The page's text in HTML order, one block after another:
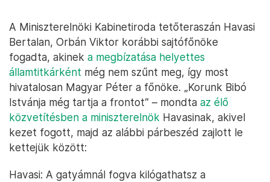
A Miniszterelnöki Kabinetiroda tetőteraszán Havasi
Bertalan, Orbán Viktor korábbi sajtófőnöke
fogadta, akinek a megbízatása helyettes
államtitkárként még nem szűnt meg, így most
hivatalosan Magyar Péter a főnöke. „Korunk Bibó
Istvánja még tartja a frontot” – mondta az élő
közvetítésben a miniszterelnök Havasinak, akivel
kezet fogott, majd az alábbi párbeszéd zajlott le
kettejük között:
Havasi: A gatyámnál fogva kilógathatsz a